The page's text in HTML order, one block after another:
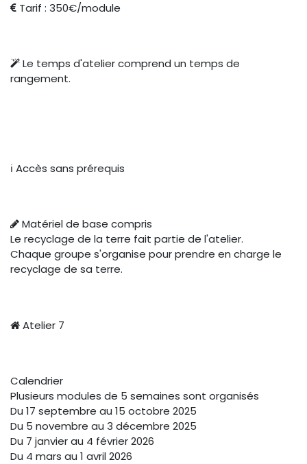
Tarif : 350€/module
Le temps d'atelier comprend un temps de
rangement.
ℹ Accès sans prérequis
Matériel de base compris
Le recyclage de la terre fait partie de l'atelier.
Chaque groupe s'organise pour prendre en charge le
recyclage de sa terre.
Atelier 7
Calendrier
Plusieurs modules de 5 semaines sont organisés
Du 17 septembre au 15 octobre 2025
Du 5 novembre au 3 décembre 2025
Du 7 janvier au 4 février 2026
Du 4 mars au 1 avril 2026